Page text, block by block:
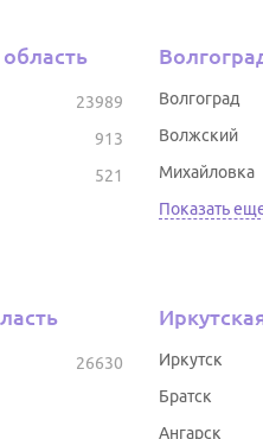
23989
913
521
Волгоград
Волжский
Михайловка
Показать
26630 Иркутск
Братск
Ангарск